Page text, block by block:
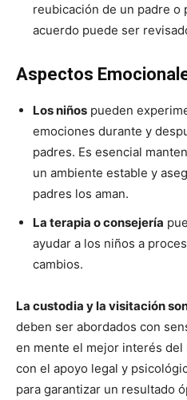
reubicación de un padre o
acuerdo puede ser
Aspectos
Los niños pueden
emociones durante y
padres. Es esencial
un ambiente estable y
padres los aman.
La terapia o consejería
ayudar a los niños a
cambios.
La custodia y la visitación
deben ser abordados con
en mente el mejor interés del
con el apoyo legal y
para garantizar un resultado